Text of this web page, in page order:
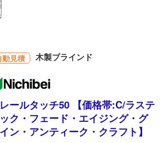
動見積 木製ブラインド
ールタッチ50 【価格帯:C/ラステ
ク・フェード・エイジング・グ
ン・アンティーク・クラフト】